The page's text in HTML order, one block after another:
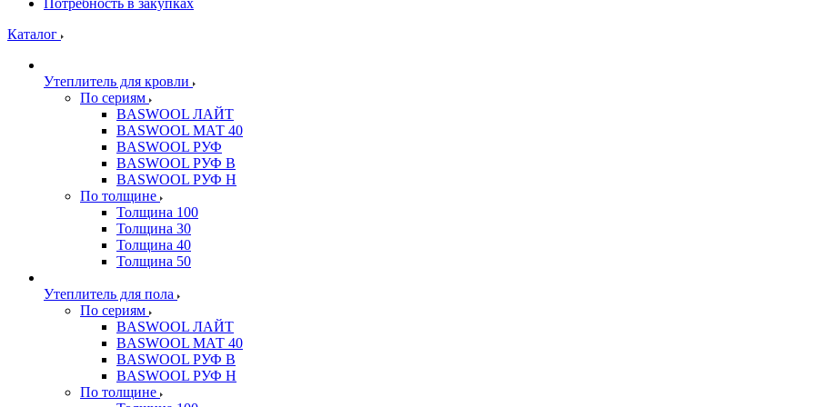
Потребность в закупках
Каталог
Утеплитель для кровли
По сериям
BASWOOL ЛАЙТ
BASWOOL МАТ 40
BASWOOL РУФ
BASWOOL РУФ В
BASWOOL РУФ Н
По толщине
Толщина 100
Толщина 30
Толщина 40
Толщина 50
Утеплитель для пола
По сериям
BASWOOL ЛАЙТ
BASWOOL МАТ 40
BASWOOL РУФ В
BASWOOL РУФ Н
По толщине